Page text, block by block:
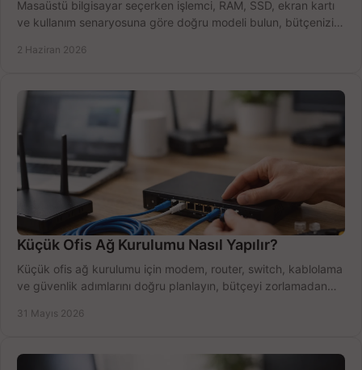
Masaüstü bilgisayar seçerken işlemci, RAM, SSD, ekran kartı
ve kullanım senaryosuna göre doğru modeli bulun, bütçenizi
2 Haziran 2026
Küçük Ofis Ağ Kurulumu Nasıl Yapılır?
Küçük ofis ağ kurulumu için modem, router, switch, kablolama
ve güvenlik adımlarını doğru planlayın, bütçeyi zorlamadan
31 Mayıs 2026